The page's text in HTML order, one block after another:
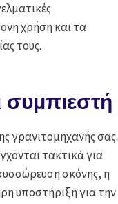
χρήση και τα
τους.
γρανιτομηχανής σας.
τακτικά για
σκόνης, η
υποστήριξη για την